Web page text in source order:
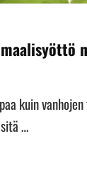
kuin
…